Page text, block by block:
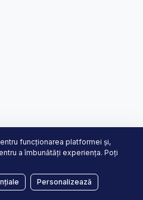
❤️ de YetiLabs
Preferințe cookie
funcționarea platformei și,
a îmbunătăți experiența. Poți
Personalizează